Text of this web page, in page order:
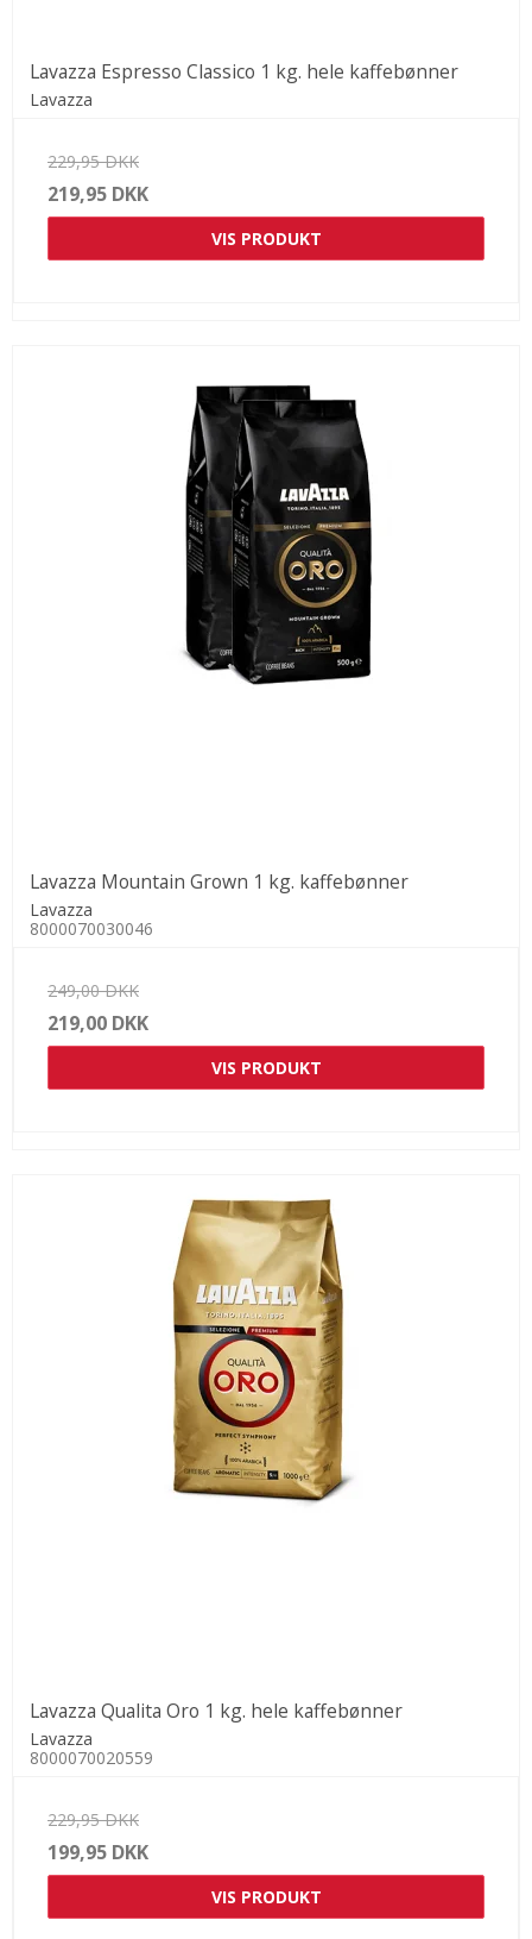
Lavazza Espresso Classico 1 kg. hele kaffebønner
Lavazza
229,95 DKK
219,95 DKK
VIS PRODUKT
Lavazza Mountain Grown 1 kg. kaffebønner
Lavazza
8000070030046
249,00 DKK
219,00 DKK
VIS PRODUKT
Lavazza Qualita Oro 1 kg. hele kaffebønner
Lavazza
8000070020559
229,95 DKK
199,95 DKK
VIS PRODUKT